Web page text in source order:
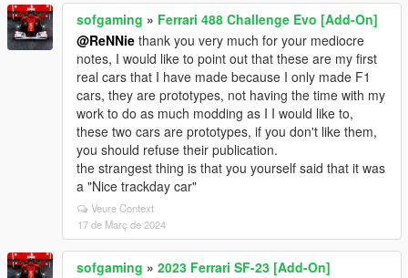
sofgaming » Ferrari 488 Challenge Evo [Add-On]
@ReNNie thank you very much for your mediocre
notes, I would like to point out that these are my first
real cars that I have made because I only made F1
cars, they are prototypes, not having the time with my
work to do as much modding as I I would like to,
these two cars are prototypes, if you don't like them,
you should refuse their publication.
the strangest thing is that you yourself said that it was
a "Nice trackday car"
Veure Context
17 de Març de 2024
sofgaming » 2023 Ferrari SF-23 [Add-On]